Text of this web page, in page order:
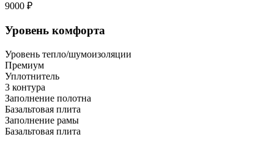
9000 ₽
Уровень комфорта
Уровень тепло/шумоизоляции
Премиум
Уплотнитель
3 контура
Заполнение полотна
Базальтовая плита
Заполнение рамы
Базальтовая плита